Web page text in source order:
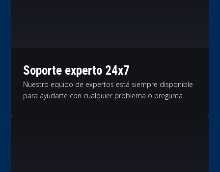
Soporte experto 24x7
Nuestro equipo de expertos está siempre disponible
para ayudarte con cualquier problema o pregunta.